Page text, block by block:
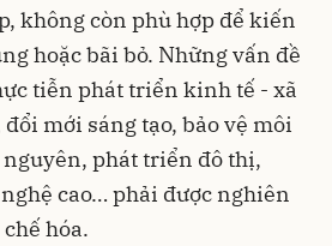
không còn phù hợp để kiến
hoặc bãi bỏ. Những vấn đề
tiễn phát triển kinh tế - xã
mới sáng tạo, bảo vệ môi
phát triển đô thị,
cao… phải được nghiên
hóa.